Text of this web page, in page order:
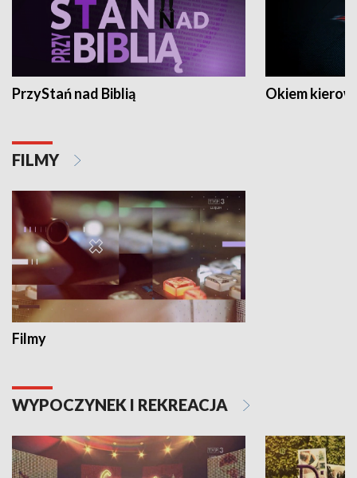
PrzyStań nad Biblią Okiem
FILMY
Filmy
WYPOCZYNEK I REKREACJA